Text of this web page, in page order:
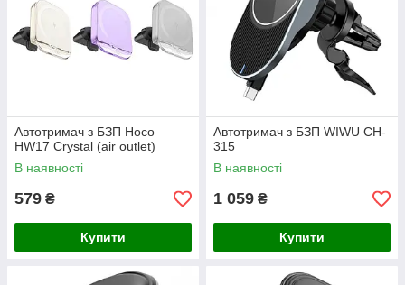
Автотримач з БЗП Hoco
HW17 Crystal (air outlet)
В наявності
579 ₴
Купити
Автотримач з БЗП WIWU CH-
315
В наявності
1 059 ₴
Купити